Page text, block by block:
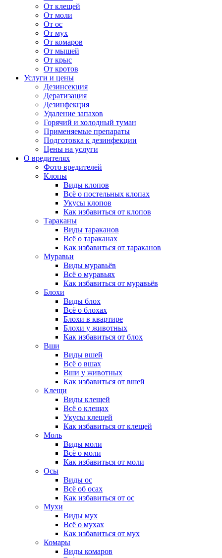
От клещей
От моли
От ос
От мух
От комаров
От мышей
От крыс
От кротов
Услуги и цены
Дезинсекция
Дератизация
Дезинфекция
Удаление запахов
Горячий и холодный туман
Применяемые препараты
Подготовка к дезинфекции
Цены на услуги
О вредителях
Фото вредителей
Клопы
Виды клопов
Всё о постельных клопах
Укусы клопов
Как избавиться от клопов
Тараканы
Виды тараканов
Всё о тараканах
Как избавиться от тараканов
Муравьи
Виды муравьёв
Всё о муравьях
Как избавиться от муравьёв
Блохи
Виды блох
Всё о блохах
Блохи в квартире
Блохи у животных
Как избавиться от блох
Вши
Виды вшей
Всё о вшах
Вши у животных
Как избавиться от вшей
Клещи
Виды клещей
Всё о клещах
Укусы клещей
Как избавиться от клещей
Моль
Виды моли
Всё о моли
Как избавиться от моли
Осы
Виды ос
Всё об осах
Как избавиться от ос
Мухи
Виды мух
Всё о мухах
Как избавиться от мух
Комары
Виды комаров